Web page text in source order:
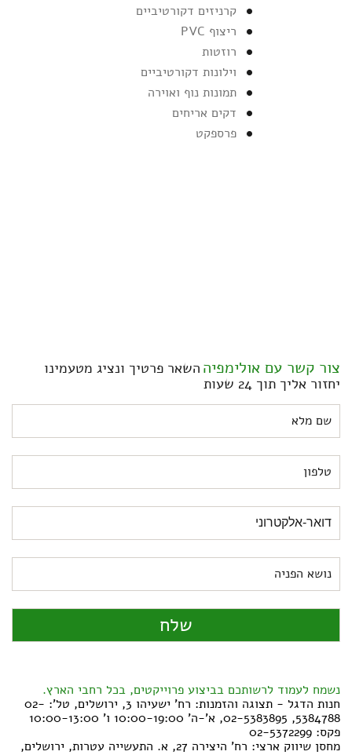
קרניזים דקורטיביים
ריצוף PVC
רוזטות
וילונות דקורטיביים
תמונות נוף ואוירה
דקים אריחים
פרספקט
צור קשר עם אולימפיה השאר פרטיך ונציג מטעמינו
יחזור אליך תוך 24 שעות
נשמח לעמוד לרשותכם בביצוע פרוייקטים, בכל רחבי הארץ.
חנות הדגל - תצוגה והזמנות: רח' ישעיהו 3, ירושלים, טל': 02-
5384788, 02-5383895, א'-ה' 10:00-19:00 ו' 10:00-13:00
פקס: 02-5372299
מחסן שיווק ארצי: רח' היצירה 27, א. התעשייה עטרות, ירושלים,